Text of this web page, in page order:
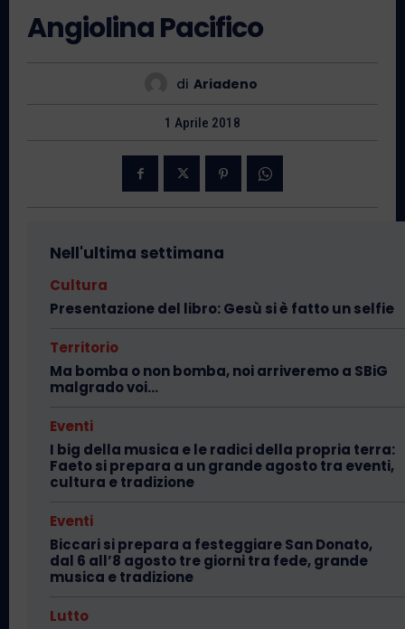
Angiolina Pacifico
di Ariadeno
1 Aprile 2018
Nell'ultima settimana
Cultura
Presentazione del libro: Gesù si è fatto un selfie
Territorio
Ma bomba o non bomba, noi arriveremo a SBiG
malgrado voi…
Eventi
I big della musica e le radici della propria terra:
Faeto si prepara a un grande agosto tra eventi,
cultura e tradizione
Eventi
Biccari si prepara a festeggiare San Donato,
dal 6 all’8 agosto tre giorni tra fede, grande
musica e tradizione
Lutto